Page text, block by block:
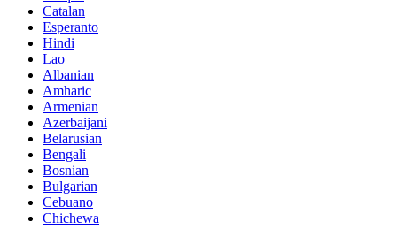
Catalan
Esperanto
Hindi
Lao
Albanian
Amharic
Armenian
Azerbaijani
Belarusian
Bengali
Bosnian
Bulgarian
Cebuano
Chichewa